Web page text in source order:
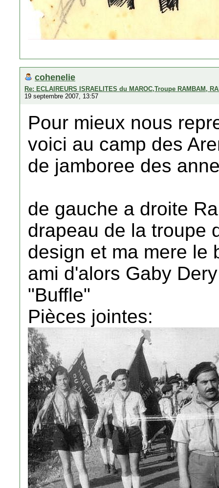
cohenelie
Re: ECLAIREURS ISRAELITES du MAROC,Troupe RAMBAM,
19 septembre 2007, 13:57
Pour mieux nous
voici au camp des
de jamboree des
de gauche a droite
drapeau de la troupe
design et ma mere le
ami d'alors Gaby
"Buffle"
Pièces jointes: